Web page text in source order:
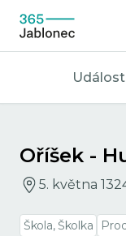
Oříšek -
5. května
Škola, Školka